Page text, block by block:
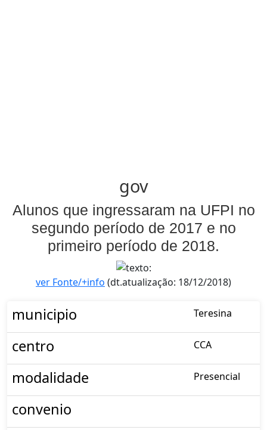
gov
Alunos que ingressaram na UFPI no
segundo período de 2017 e no
primeiro período de 2018.
ver Fonte/+info (dt.atualização: 18/12/2018)
municipio Teresina
centro CCA
modalidade Presencial
convenio